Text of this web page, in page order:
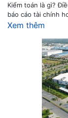
Kiểm toán là gì?
báo cáo tài chính
Xem thêm